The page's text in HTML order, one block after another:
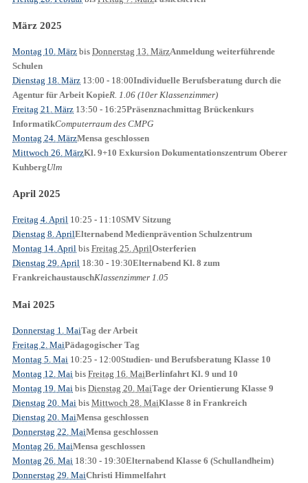
März 2025
Montag 10. März bis Donnerstag 13. MärzAnmeldung weiterführende
Schulen
Dienstag 18. März 13:00 - 18:00Individuelle Berufsberatung durch die
Agentur für Arbeit KopieR. 1.06 (10er Klassenzimmer)
Freitag 21. März 13:50 - 16:25Präsenznachmittag Brückenkurs
InformatikComputerraum des CMPG
Montag 24. MärzMensa geschlossen
Mittwoch 26. MärzKl. 9+10 Exkursion Dokumentationszentrum Oberer
KuhbergUlm
April 2025
Freitag 4. April 10:25 - 11:10SMV Sitzung
Dienstag 8. AprilElternabend Medienprävention Schulzentrum
Montag 14. April bis Freitag 25. AprilOsterferien
Dienstag 29. April 18:30 - 19:30Elternabend Kl. 8 zum
FrankreichaustauschKlassenzimmer 1.05
Mai 2025
Donnerstag 1. MaiTag der Arbeit
Freitag 2. MaiPädagogischer Tag
Montag 5. Mai 10:25 - 12:00Studien- und Berufsberatung Klasse 10
Montag 12. Mai bis Freitag 16. MaiBerlinfahrt Kl. 9 und 10
Montag 19. Mai bis Dienstag 20. MaiTage der Orientierung Klasse 9
Dienstag 20. Mai bis Mittwoch 28. MaiKlasse 8 in Frankreich
Dienstag 20. MaiMensa geschlossen
Donnerstag 22. MaiMensa geschlossen
Montag 26. MaiMensa geschlossen
Montag 26. Mai 18:30 - 19:30Elternabend Klasse 6 (Schullandheim)
Donnerstag 29. MaiChristi Himmelfahrt